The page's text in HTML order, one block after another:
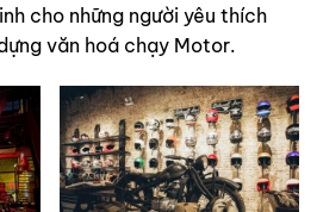
cho những người yêu thích
văn hoá chạy Motor.